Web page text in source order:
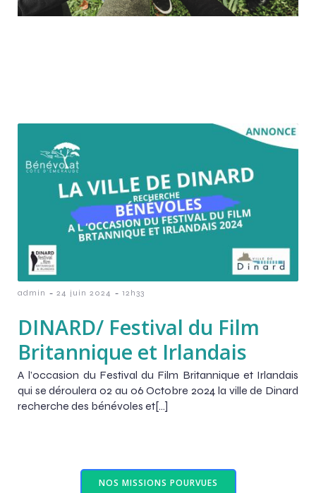
admin - 24 juin 2024 - 12h33
DINARD/ Festival du Film
Britannique et Irlandais
A l’occasion du Festival du Film Britannique et Irlandais
qui se déroulera 02 au 06 Octobre 2024 la ville de Dinard
recherche des bénévoles et[…]
NOS MISSIONS POURVUES